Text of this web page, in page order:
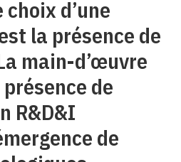
d’une
la présence de
main-d’œuvre
de
R&D&I
de